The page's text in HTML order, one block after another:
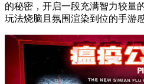
的秘密，开启一段充满智力较量
玩法烧脑且氛围渲染到位的手游